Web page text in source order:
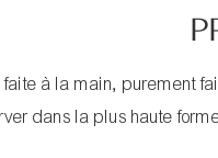
dans la plus haute